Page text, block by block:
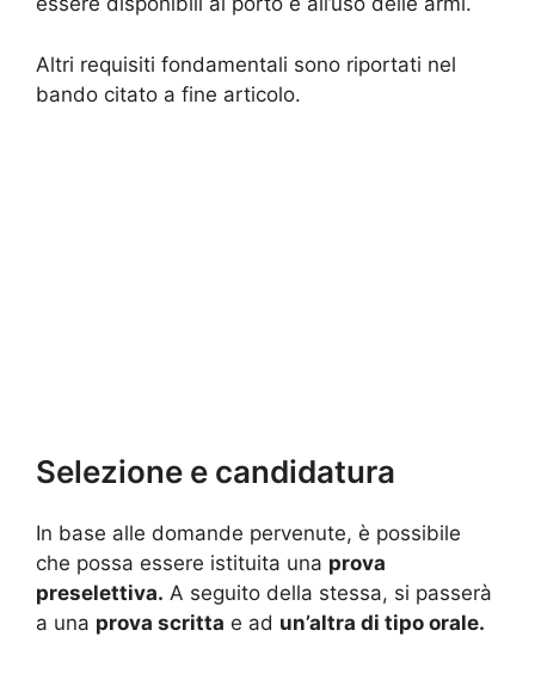
Altri requisiti fondamentali sono riportati nel
bando citato a fine articolo.
Selezione e candidatura
In base alle domande pervenute, è possibile
che possa essere istituita una prova
preselettiva. A seguito della stessa, si passerà
a una prova scritta e ad un’altra di tipo orale.